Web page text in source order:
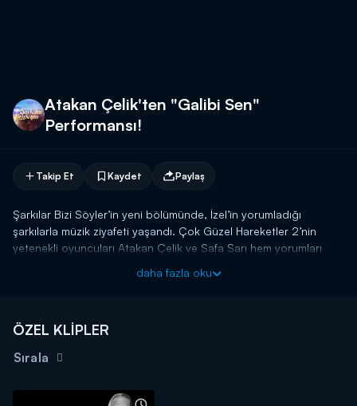
Atakan Çelik'ten "Galibi Sen"
Performansı!
Takip Et Kaydet Paylaş
Şarkılar Bizi Söyler’in yeni bölümünde, İzel’in yorumladığı
şarkılarla müzik ziyafeti yaşandı. Çok Güzel Hareketler 2’nin
yetenekli oyuncuları Atakan Çelik ve Safa Sarı hem yorumları
“Galibi Sen” yorumu ile İzel’den tam not aldı.
20.00'da Kanal D'de!
daha fazla oku
ÖZEL KLİPLER
Sırala